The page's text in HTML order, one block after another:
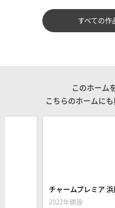
すべての作
このホーム
こちらのホームに
チャームプレミア
2022年開設